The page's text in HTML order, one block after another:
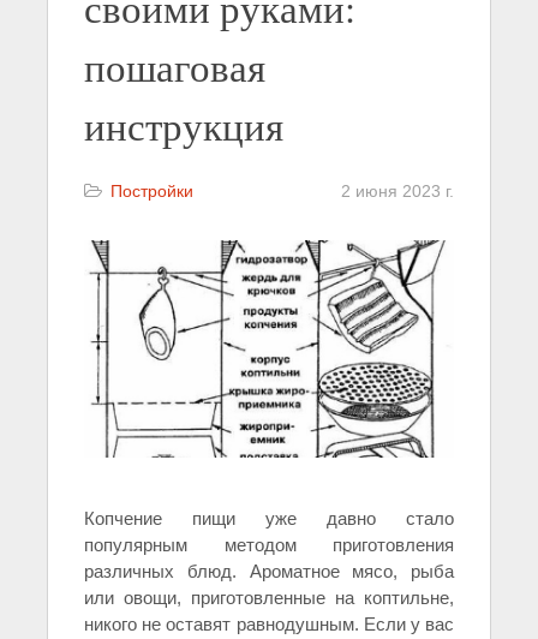
пошаговая
инструкция
Постройки 2 июня 2023 г.
Копчение пищи уже давно стало
популярным методом приготовления
различных блюд. Ароматное мясо, рыба
или овощи, приготовленные на коптильне,
никого не оставят равнодушным. Если у вас